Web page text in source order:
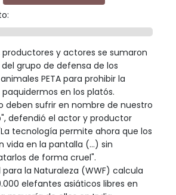
productores y actores se sumaron
grupo de defensa de los
PETA para prohibir la
en los platós.
deben sufrir en nombre de nuestro
defendió el actor y productor
tecnología permite ahora que los
vida en la pantalla (...) sin
de forma cruel".
para la Naturaleza (WWF) calcula
elefantes asiáticos libres en